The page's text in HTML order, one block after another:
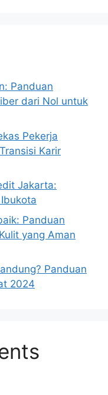
Panduan
dari Nol untuk
Pekerja
Karir
Jakarta:
Panduan
yang Aman
Panduan
2024